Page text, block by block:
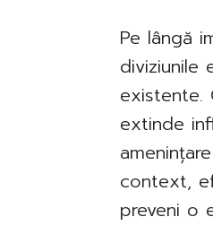
Pe lângă
diviziunile
existente.
extinde
context,
preveni o